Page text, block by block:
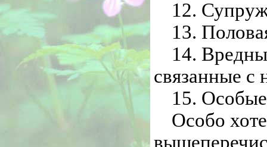
12.
13.
14.
связанные с
15.
Особо